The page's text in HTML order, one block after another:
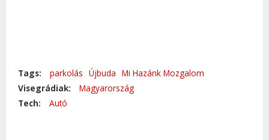
Tags: parkolás Újbuda Mi Hazánk Mozgalom
Visegrádiak:
Magyarország
Tech:
Autó